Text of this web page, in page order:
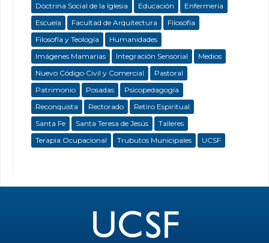
Doctrina Social de la Iglesia
Educación
Enfermeria
Escuela
Facultad de Arquitectura
Filosofía
Filosofía y Teología
Humanidades
Imágenes Mamarias
Integración Sensorial
Medios
Nuevo Código Civil y Comercial
Pastoral
Patrimonio
Posadas
Psicopedagogía
Reconquista
Rectorado
Retiro Espiritual
Santa Fe
Santa Teresa de Jesús
Talleres
Terapia Ocupacional
Trubutos Municipales UCSF